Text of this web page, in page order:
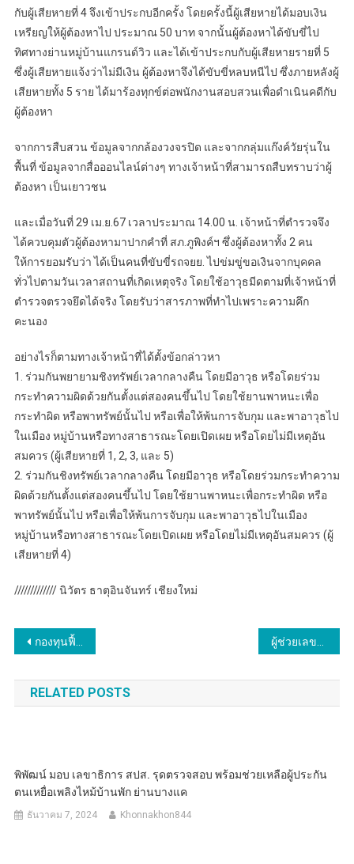
กับผู้เสียหายที่ 4 จึงเข้าประกบอีกครั้ง โดยครั้งนี้ผู้เสียหายได้มอบเงิน
เหรียญให้ผู้ต้องหาไป ประมาณ 50 บาท จากนั้นผู้ต้องหาได้ขับขี่ไป
ทิศทางย่านหมู่บ้านแกรนด์วิว และได้เข้าประกบกับผู้เสียหายรายที่ 5
ซึ่งผู้เสียหายแจ้งว่าไม่มีเงิน ผู้ต้องหาจึงได้ขับขี่หลบหนีไป ซึ่งภายหลังผู้
เสียหายทั้ง 5 ราย ได้มาร้องทุกข์ต่อพนักงานสอบสวนเพื่อดำเนินคดีกับ
ผู้ต้องหา
จากการสืบสวน ข้อมูลจากกล้องวงจรปิด และจากกลุ่มแก๊งค์วัยรุ่นใน
พื้นที่ ข้อมูลจากสื่อออนไลน์ต่างๆ ทางเจ้าหน้าที่สามารถสืบทราบว่าผู้
ต้องหา เป็นเยาวชน
และเมื่อวันที่ 29 เม.ย.67 เวลาประมาณ 14.00 น. เจ้าหน้าที่ตำรวจจึง
ได้ควบคุมตัวผู้ต้องหามาปากคำที่ สภ.ภูพิงค์ฯ ซึ่งผู้ต้องหาทั้ง 2 คน
ให้การยอมรับว่า ได้เป็นคนที่ขับขี่รถจยย. ไปข่มขู่ขอเงินจากบุคคล
ทั่วไปตามวันเวลาสถานที่เกิดเหตุจริง โดยใช้อาวุธมีดตามที่เจ้าหน้าที่
ตำรวจตรวจยึดได้จริง โดยรับว่าสารภาพที่ทำไปเพราะความคึก
คะนอง
อย่างไรก็ตามทางเจ้าหน้าที่ได้ตั้งข้อกล่าวหา
1. ร่วมกันพยายามชิงทรัพย์เวลากลางคืน โดยมีอาวุธ หรือโดยร่วม
กระทำความผิดด้วยกันตั้งแต่สองคนขึ้นไป โดยใช้ยานพาหนะเพื่อ
กระทำผิด หรือพาทรัพย์นั้นไป หรือเพื่อให้พ้นการจับกุม และพาอาวุธไป
ในเมือง หมู่บ้านหรือทางสาธารณะโดยเปิดเผย หรือโดยไม่มีเหตุอัน
สมควร (ผู้เสียหายที่ 1, 2, 3, และ 5)
2. ร่วมกันชิงทรัพย์เวลากลางคืน โดยมีอาวุธ หรือโดยร่วมกระทำความ
ผิดด้วยกันตั้งแต่สองคนขึ้นไป โดยใช้ยานพาหนะเพื่อกระทำผิด หรือ
พาทรัพย์นั้นไป หรือเพื่อให้พ้นการจับกุม และพาอาวุธไปในเมือง
หมู่บ้านหรือทางสาธารณะโดยเปิดเผย หรือโดยไม่มีเหตุอันสมควร (ผู้
เสียหายที่ 4)
///////////// นิวัตร ธาตุอินจันทร์ เชียงใหม่
แนะแนว
เรื่อง
กองทุนฟื้นฟูฯ เปิดโครงการติดตามและประเมินผลการดำเนินงานด้านการฟื้นฟูและพัฒนาเกษตรกร พร้อมคืนโฉนดให้สมาชิกจำนวน 18 ราย
RELATED POSTS
พิพัฒน์ มอบ เลขาธิการ สปส. รุดตรวจสอบ พร้อมช่วยเหลือผู้ประกัน
ตนเหยื่อเพลิงไหม้บ้านพัก ย่านบางแค
ธันวาคม 7, 2024 Khonnakhon844